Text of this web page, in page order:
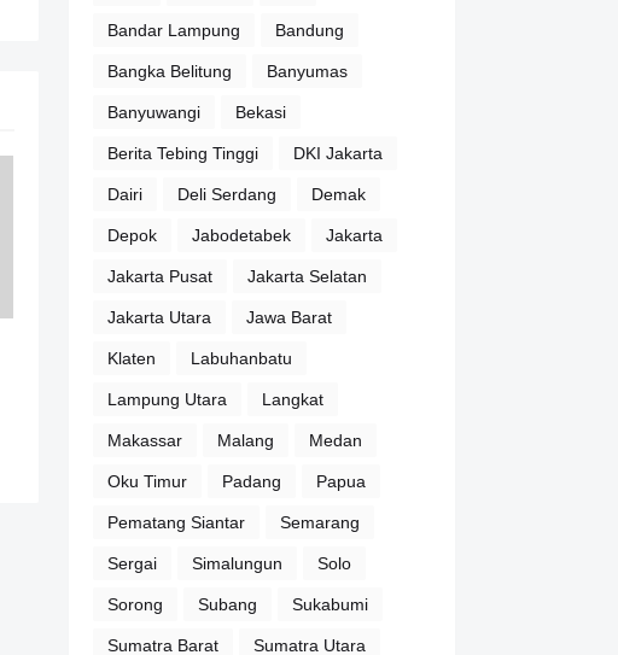
Bandar Lampung Bandung
Bangka Belitung Banyumas
Banyuwangi Bekasi
Berita Tebing Tinggi DKI Jakarta
Dairi Deli Serdang Demak
Depok Jabodetabek Jakarta
Jakarta Pusat Jakarta Selatan
Jakarta Utara Jawa Barat
Klaten Labuhanbatu
Lampung Utara Langkat
Makassar Malang Medan
Oku Timur Padang Papua
Pematang Siantar Semarang
Sergai Simalungun Solo
Sorong Subang Sukabumi
Sumatra Barat Sumatra Utara